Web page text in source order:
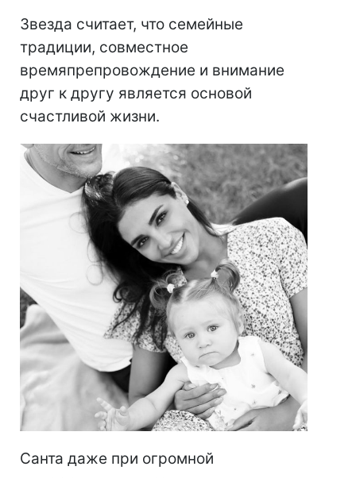
Звезда считает, что семейные
традиции, совместное
времяпрепровождение и внимание
друг к другу является основой
счастливой жизни.
Санта даже при огромной